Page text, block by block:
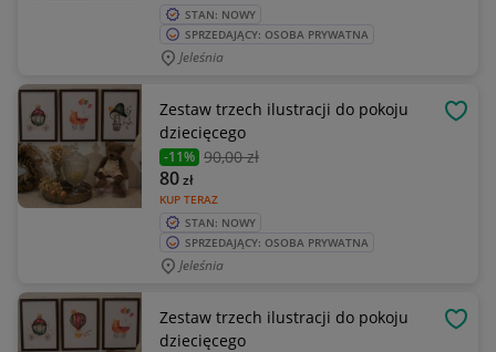
STAN: NOWY
SPRZEDAJĄCY: OSOBA PRYWATNA
Jeleśnia
Zestaw trzech ilustracji do pokoju
dziecięcego
-11% 90,00 zł
KUP TERAZ
80zł
STAN: NOWY
SPRZEDAJĄCY: OSOBA PRYWATNA
Jeleśnia
Zestaw trzech ilustracji do pokoju
dziecięcego